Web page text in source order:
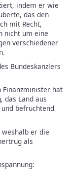
indem er wie
das den
mit Recht,
nicht um eine
verschiedener
Bundeskanzlers
hat
das Land aus
befruchtend
er die
als